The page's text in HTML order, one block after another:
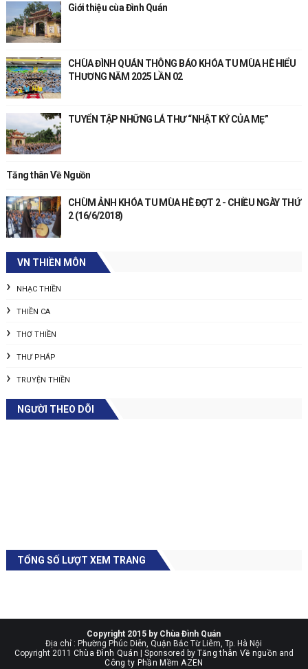
Giới thiệu cùa Đình Quán
CHÙA ĐÌNH QUÁN THÔNG BÁO KHÓA TU MÙA HÈ HIỂU
THƯƠNG NĂM 2025 LẦN 02
TUYỂN TẬP NHỮNG LÁ THƯ “NHẬT KÝ CỦA MẸ”
Tăng thân Về Nguồn
CHÙM ẢNH KHÓA TU MÙA HÈ ĐỢT 2 - CHIỀU NGÀY THỨ
2 (16/6/2018)
VN THIỀN MÔN
NHẠC THIỀN
THIỀN CA
THƠ THIỀN
THƯ PHÁP
TRUYỆN THIỀN
NGƯỜI THEO DÕI
TỔNG SỐ LƯỢT XEM TRANG
Copyright 2015 by Chùa Đình Quán
Địa chỉ : Phường Phúc Diễn, Quận Bắc Từ Liêm, Tp. Hà Nội
Copyright 2011 Chùa Đình Quán | Sponsored by Tăng thân Về nguồn and
Công ty Phần Mềm AZEN